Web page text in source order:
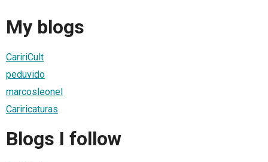
My blogs
CaririCult
peduvido
marcosleonel
Cariricaturas
Blogs I follow